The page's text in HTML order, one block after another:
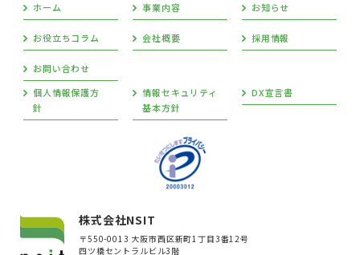
ホーム 事業内容 お知らせ
お役立ちコラム 会社概要 採用情報
お問い合わせ
個人情報保護方
針
情報セキュリティ
基本方針
DX宣言書
株式会社NSIT
〒550-0013 大阪市西区新町1丁目3番12号
四ツ橋セントラルビル3階